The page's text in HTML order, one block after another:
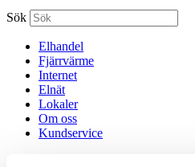
Sök
Elhandel
Fjärrvärme
Internet
Elnät
Lokaler
Om oss
Kundservice